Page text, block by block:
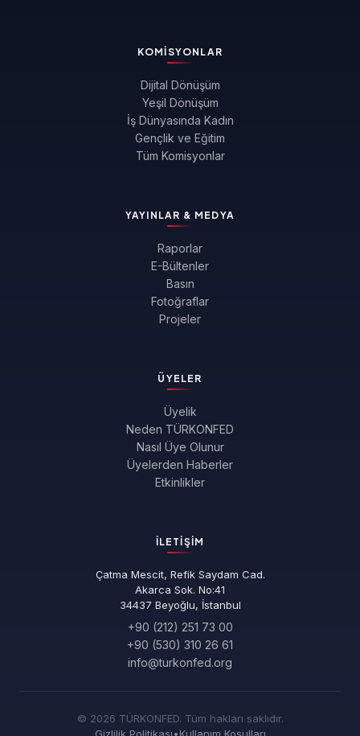
KOMISYONLAR
Dijital Dönüşüm
Yeşil Dönüşüm
İş Dünyasında Kadın
Gençlik ve Eğitim
Tüm Komisyonlar
YAYINLAR & MEDYA
Raporlar
E-Bültenler
Basın
Fotoğraflar
Projeler
ÜYELER
Üyelik
Neden TÜRKONFED
Nasıl Üye Olunur
Üyelerden Haberler
Etkinlikler
İLETIŞIM
Çatma Mescit, Refik Saydam Cad.
Akarca Sok. No:41
34437 Beyoğlu, İstanbul
+90 (212) 251 73 00
+90 (530) 310 26 61
info@turkonfed.org
© 2026 TÜRKONFED. Tüm hakları saklıdır.